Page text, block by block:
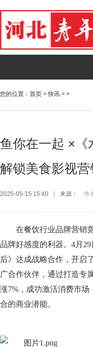
您的位置： 首页 >快讯 > >
鱼你在一起 ×《
解锁美食影视
2025-05-15 15:40 来源： 作
在餐饮行业品牌营销
品牌好感度的利器。4月
后》达成战略合作，开启
广合作伙伴，通过打造专
涨7%，成功激活消费市
合的商业潜能。